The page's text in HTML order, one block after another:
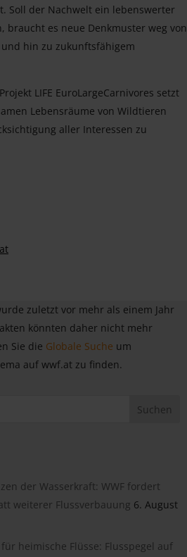
Soll der Nachwelt ein lebenswerter
braucht es neue Denkmuster weg von
hin zu zukunftsfähigem
LIFE EuroLargeCarnivores setzt
Lebensräume von Wildtieren
aller Interessen zu
zuletzt vor mehr als einem Jahr
könnten daher nicht mehr
Sie die Globale Suche um
auf wwf.at zu finden.
der Wasserkraft: WWF fordert
weiterer Flussverbauung 6. August
heimische Flüsse: Flusspegel auf